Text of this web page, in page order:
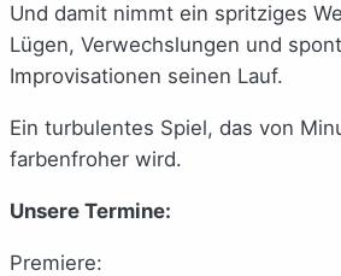
Und damit nimmt ein spritziges
Lügen, Verwechslungen und
Improvisationen seinen Lauf.
Ein turbulentes Spiel, das von
farbenfroher wird.
Unsere Termine:
Premiere: